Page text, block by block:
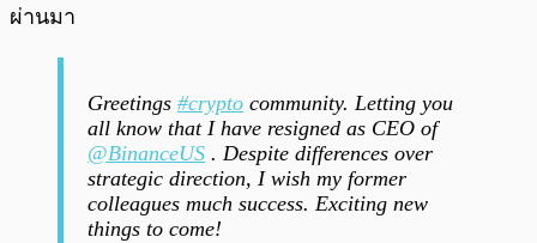
ผ่านมา
Greetings #crypto community. Letting you
all know that I have resigned as CEO of
@BinanceUS ⁩ . Despite differences over
strategic direction, I wish my former
colleagues much success. Exciting new
things to come!